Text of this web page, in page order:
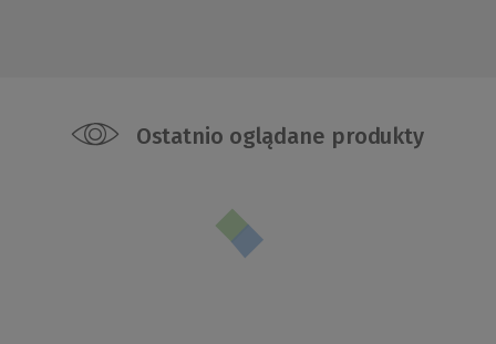
Ostatnio oglądane produkty